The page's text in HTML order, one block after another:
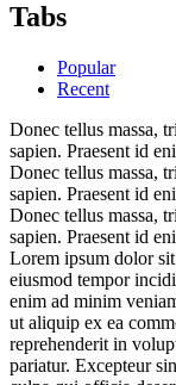
Tabs
Popular
Recent
Donec tellus massa,
sapien. Praesent id
Donec tellus massa,
sapien. Praesent id
Donec tellus massa,
sapien. Praesent id
Lorem ipsum dolor
eiusmod tempor
enim ad minim
ut aliquip ex ea
reprehenderit in
pariatur. Excepteur